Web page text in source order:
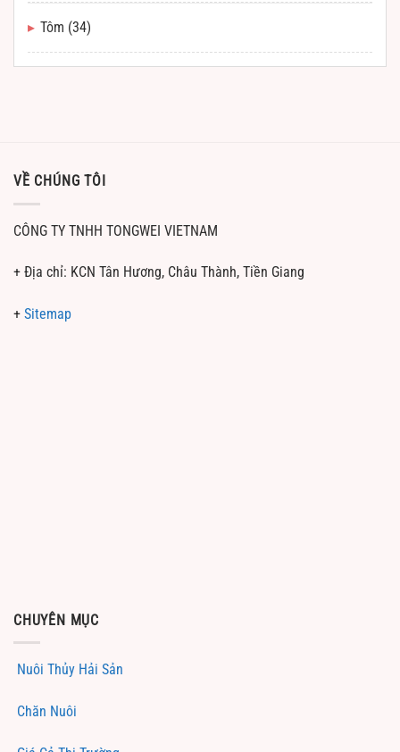
Tôm (34)
VỀ CHÚNG TÔI
CÔNG TY TNHH TONGWEI VIETNAM
+ Địa chỉ: KCN Tân Hương, Châu Thành, Tiền Giang
+ Sitemap
CHUYÊN MỤC
Nuôi Thủy Hải Sản
Chăn Nuôi